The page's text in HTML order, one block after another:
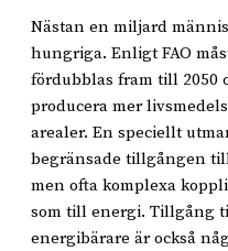
Nästan en miljard
hungriga. Enligt FAO
fördubblas fram till 2050
producera mer
arealer. En speciellt
begränsade tillgången
men ofta komplexa
som till energi. Tillgång
energibärare är också